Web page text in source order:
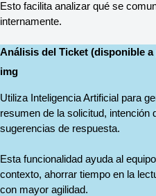
Esto facilita analizar qué se
internamente.
Análisis del Ticket (disponible
img
Utiliza Inteligencia Artificial para
resumen de la solicitud, intención
sugerencias de respuesta.
Esta funcionalidad ayuda al
contexto, ahorrar tiempo en la
con mayor agilidad.